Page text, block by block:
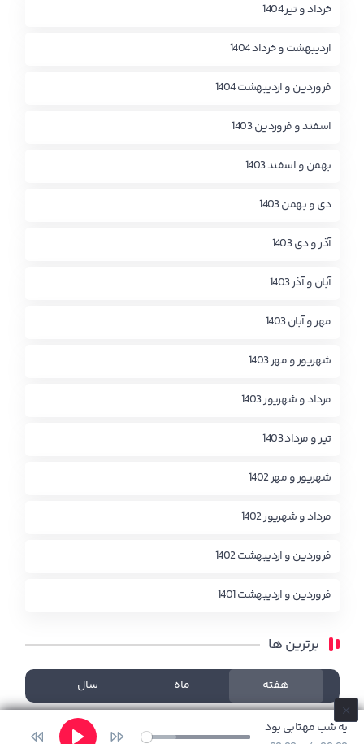
یه شب مهتابی بود
خرداد و تیر 1404
اردیبهشت و خرداد 1404
فروردین و اردیبهشت 1404
اسفند و فروردین 1403
بهمن و اسفند 1403
دی و بهمن 1403
آذر و دی 1403
آبان و آذر 1403
مهر و آبان 1403
شهریور و مهر 1403
مرداد و شهریور 1403
تیر و مرداد 1403
شهریور و مهر 1402
مرداد و شهریور 1402
فروردین و اردیبهشت 1402
فروردین و اردیبهشت 1401
برترین ها
هفته ماه سال